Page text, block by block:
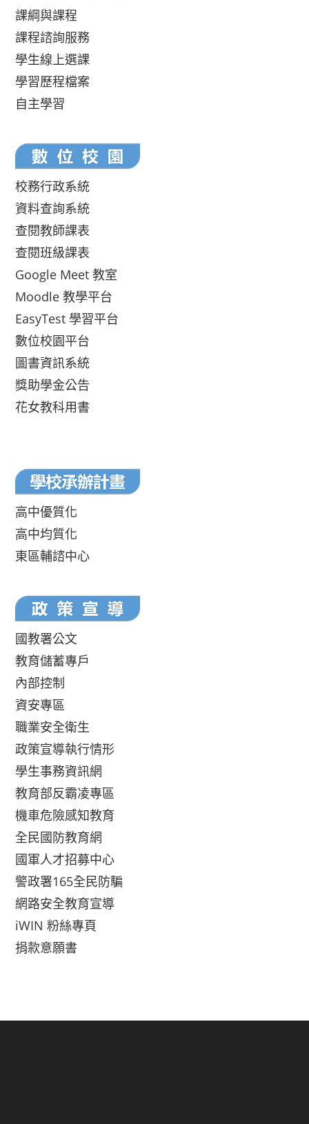
課綱與課程
課程諮詢服務
學生線上選課
學習歷程檔案
自主學習
校務行政系統
資料查詢系統
查閱教師課表
查閱班級課表
Google Meet 教室
Moodle 教學平台
EasyTest 學習平台
數位校園平台
圖書資訊系統
獎助學金公告
花女教科用書
高中優質化
高中均質化
東區輔諮中心
國教署公文
教育儲蓄專戶
內部控制
資安專區
職業安全衛生
政策宣導執行情形
學生事務資訊網
教育部反霸凌專區
機車危險感知教育
全民國防教育網
國軍人才招募中心
警政署165全民防騙
網路安全教育宣導
iWIN 粉絲專頁
捐款意願書